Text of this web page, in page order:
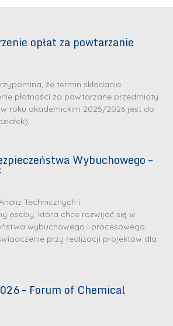
opłat za powtarzanie
że termin składania
płatności za powtarzane przedmioty
roku akademickim 2025/2026 jest do
Wybuchowego –
Technicznych i
osoby, która chce rozwijać się w
wybuchowego i procesowego
przy realizacji projektów dla
– Forum of Chemical